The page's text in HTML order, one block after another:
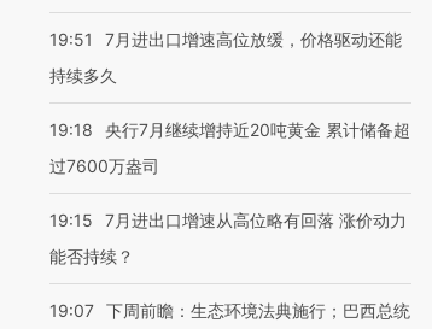
19:51
7月进出口增速高位放缓，价格驱动还能
持续多久
19:18
央行7月继续增持近20吨黄金 累计储备超
过7600万盎司
19:15
7月进出口增速从高位略有回落 涨价动力
能否持续？
19:07 下周前瞻：生态环境法典施行；巴西总统